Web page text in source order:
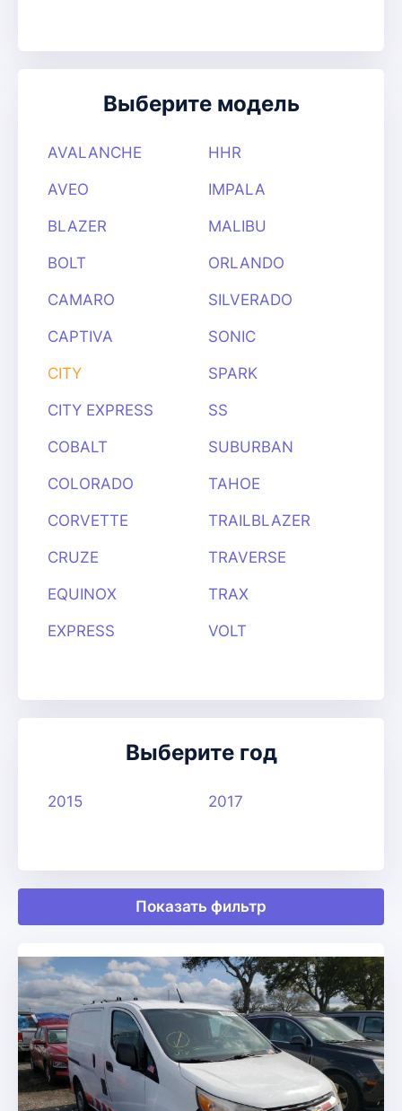
Выберите модель
AVALANCHE
AVEO
BLAZER
BOLT
CAMARO
CAPTIVA
CITY
CITY EXPRESS
COBALT
COLORADO
CORVETTE
CRUZE
EQUINOX
EXPRESS
HHR
IMPALA
MALIBU
ORLANDO
SILVERADO
SONIC
SPARK
SS
SUBURBAN
TAHOE
TRAILBLAZER
TRAVERSE
TRAX
VOLT
Выберите год
2015 2017
Показать фильтр